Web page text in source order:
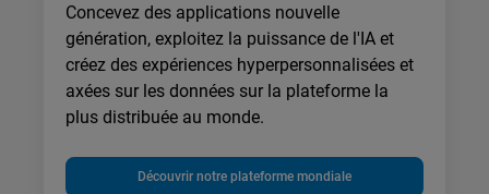
Concevez des applications nouvelle
génération, exploitez la puissance de l'IA et
créez des expériences hyperpersonnalisées et
axées sur les données sur la plateforme la
plus distribuée au monde.
Découvrir notre plateforme mondiale